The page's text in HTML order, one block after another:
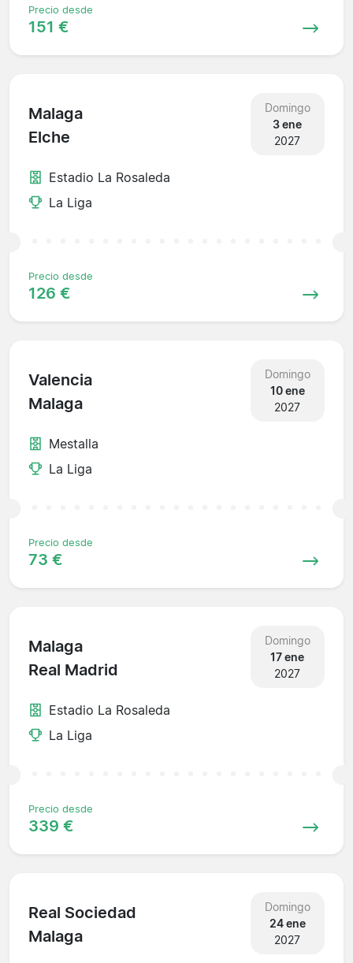
Precio desde
151 €
Malaga
Elche
Domingo
3 ene
2027
Estadio La Rosaleda
La Liga
Precio desde
126 €
Valencia
Malaga
Domingo
10 ene
2027
Mestalla
La Liga
Precio desde
73 €
Malaga
Real Madrid
Domingo
17 ene
2027
Estadio La Rosaleda
La Liga
Precio desde
339 €
Real Sociedad
Malaga
Domingo
24 ene
2027